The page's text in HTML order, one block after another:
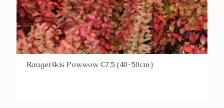
Raugerškis Powwow C7,5 (40-50cm)